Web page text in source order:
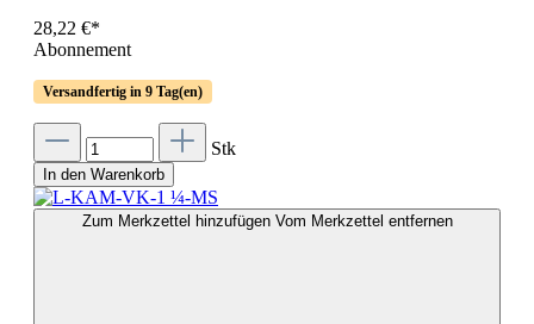
28,22 €*
Abonnement
Versandfertig in 9 Tag(en)
Stk
In den Warenkorb
Zum Merkzettel hinzufügen Vom Merkzettel entfernen